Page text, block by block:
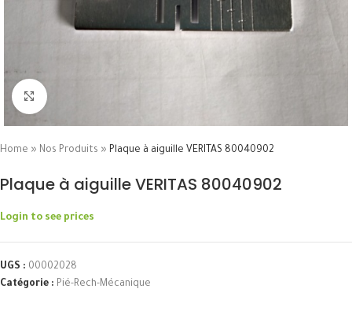
Click to enlarge
Home » Nos Produits » Plaque à aiguille VERITAS 80040902
Plaque à aiguille VERITAS 80040902
Login to see prices
UGS : 00002028
Catégorie : Pié-Rech-Mécanique